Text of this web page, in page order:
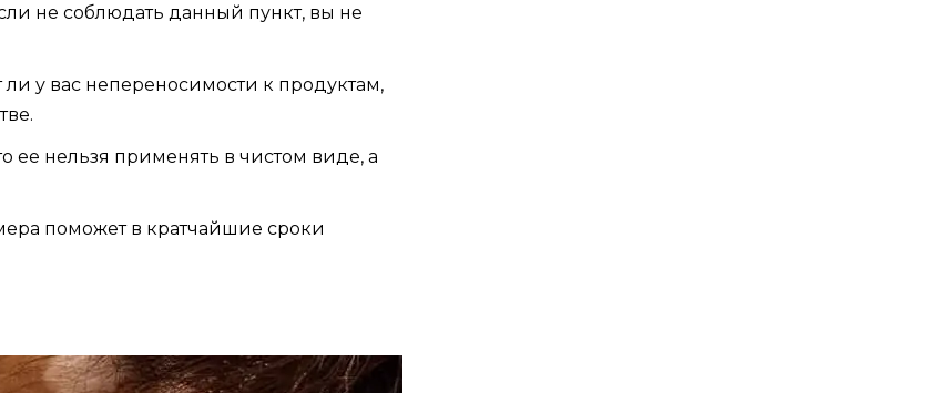
не соблюдать данный пункт, вы не
у вас непереносимости к продуктам,
ее нельзя применять в чистом виде, а
поможет в кратчайшие сроки